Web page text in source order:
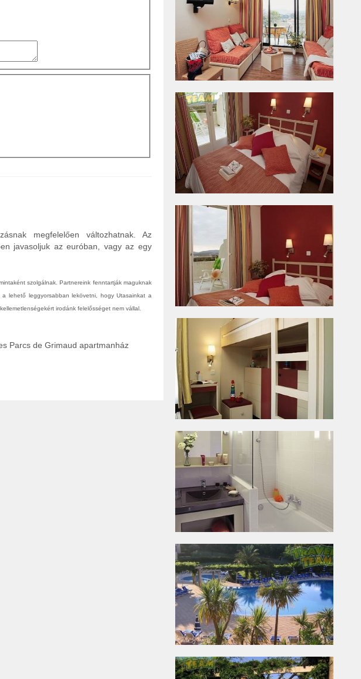
megfelelően változhatnak. Az
javasoljuk az euróban, vagy az egy
szolgálnak. Partnereink fenntartják maguknak
lehető leggyorsabban lekövetni, hogy Utasainkat a
irodánk felelősséget nem vállal.
Parcs de Grimaud apartmanház